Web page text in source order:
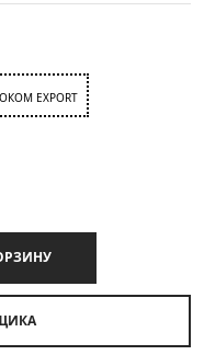
EXPORT
В КОРЗИНУ